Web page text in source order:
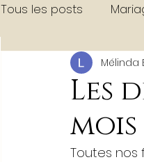
Tous les posts
Conseils
Découverte de La
Les
mois
Mélinda
Toutes nos